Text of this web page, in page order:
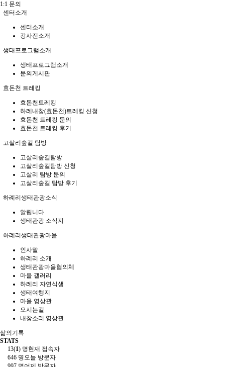
1:1 문의
센터소개
센터소개
강사진소개
생태프로그램소개
생태프로그램소개
문의게시판
효돈천 트레킹
효돈천트레킹
하례내창(효돈천)트레킹 신청
효돈천 트레킹 문의
효돈천 트레킹 후기
고살리숲길 탐방
고살리숲길탐방
고살리숲길탐방 신청
고살리 탐방 문의
고살리숲길 탐방 후기
하례리생태관광소식
알립니다
생태관광 소식지
하례리생태관광마을
인사말
하례리 소개
생태관광마을협의체
마을 갤러리
하례리 자연식생
생태여행지
마을 영상관
오시는길
내창소리 영상관
삶의기록
STATS
13(1) 명현재 접속자
646 명오늘 방문자